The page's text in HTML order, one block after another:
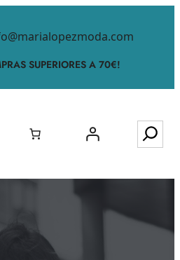
SUPERIORES A 70€!